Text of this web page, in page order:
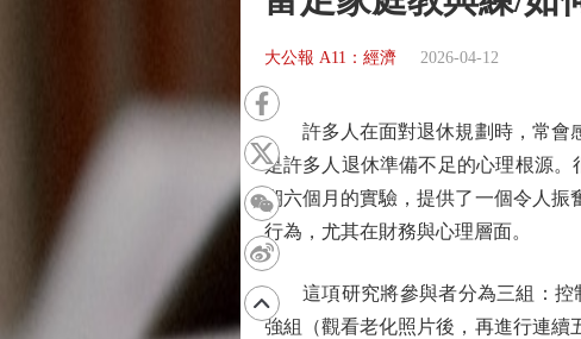
大公報 A11：經濟 2026-04-12
許多人在面對退休規劃時，常會感
是許多人退休準備不足的心理根源
期六個月的實驗，提供了一個令人振
行為，尤其在財務與心理層面。
這項研究將參與者分為三組：控制
強組（觀看老化照片後，再進行連續